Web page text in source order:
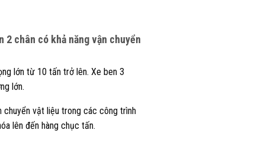
chân có khả năng vận chuyển
lớn từ 10 tấn trở lên. Xe ben 3
lớn.
vật liệu trong các công trình
lên đến hàng chục tấn.